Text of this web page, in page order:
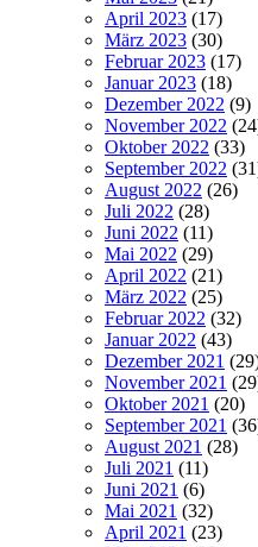
April 2023 (17)
März 2023 (30)
Februar 2023 (17)
Januar 2023 (18)
Dezember 2022 (9)
November 2022
Oktober 2022 (33)
September 2022
August 2022 (26)
Juli 2022 (28)
Juni 2022 (11)
Mai 2022 (29)
April 2022 (21)
März 2022 (25)
Februar 2022 (32)
Januar 2022 (43)
Dezember 2021
November 2021
Oktober 2021 (20)
September 2021
August 2021 (28)
Juli 2021 (11)
Juni 2021 (6)
Mai 2021 (32)
April 2021 (23)